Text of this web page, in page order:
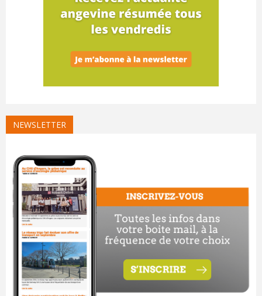
NEWSLETTER